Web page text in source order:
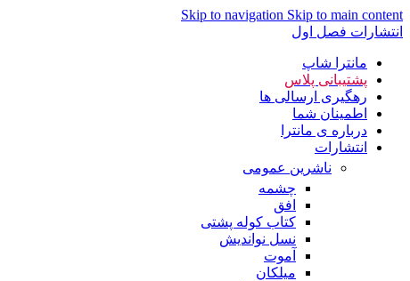
Skip to navigation Skip to main content
انتشارات فصل اول
مانترا شاپ
پشتیبانی پلاس
رهگیری ارسالی ها
اطمینان شما
درباره ی مانترا
انتشارات
ناشرین عمومی
چشمه
افق
کتاب کوله پشتی
نسل نواندیش
آموت
میلکان